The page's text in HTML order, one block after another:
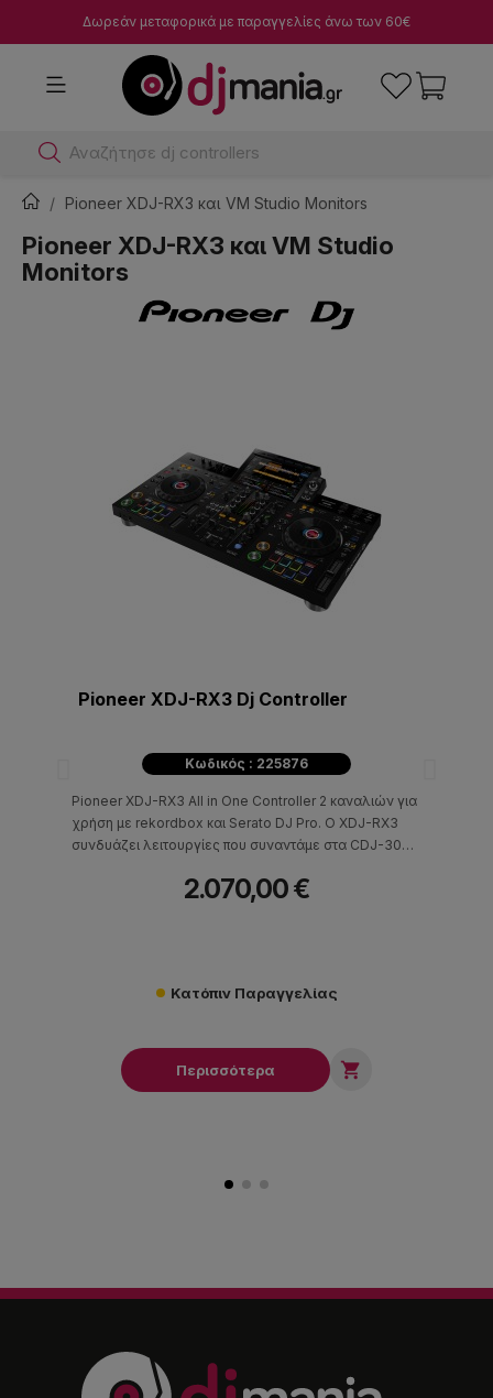
Δωρεάν μεταφορικά με παραγγελίες άνω των 60€
Αναζήτησε dj controllers
Pioneer XDJ-RX3 και VM Studio Monitors
Pioneer XDJ-RX3 και VM Studio
Monitors
Pioneer XDJ-RX3 Dj Controller
Κωδικός : 225876
Pioneer XDJ-RX3 All in One Controller 2 καναλιών για
χρήση με rekordbox και Serato DJ Pro. Ο XDJ-RX3
συνδυάζει λειτουργίες που συναντάμε στα CDJ-3000
2.070,00 €
Κατόπιν Παραγγελίας
Περισσότερα 